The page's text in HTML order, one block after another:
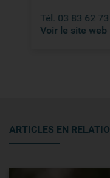
Tél. 03 83 62 73 26
Voir le site web
ARTICLES EN